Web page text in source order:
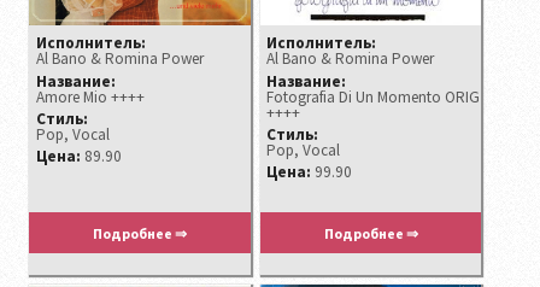
Исполнитель:
Al Bano & Romina Power ‎
Название:
Amore Mio ++++
Стиль:
Pop, Vocal
Цена: 89.90
Подробнее ⇒
Исполнитель:
Al Bano & Romina Power
Название:
Fotografia Di Un Momento ORIG
++++
Стиль:
Pop, Vocal
Цена: 99.90
Подробнее ⇒